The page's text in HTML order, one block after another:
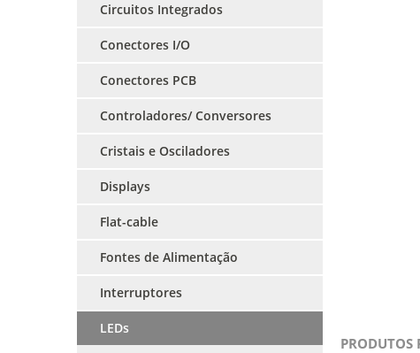
Circuitos Integrados
Conectores I/O
Conectores PCB
Controladores/ Conversores
Cristais e Osciladores
Displays
Flat-cable
Fontes de Alimentação
Interruptores
LEDs
PRODUTOS